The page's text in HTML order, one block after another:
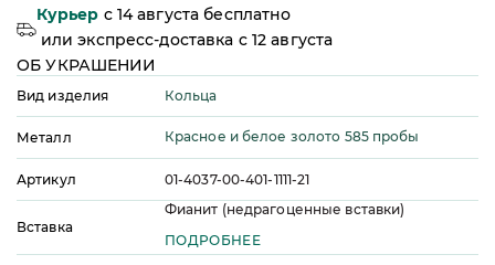
Курьер c 14 августа бесплатно
илиэкспресс-доставка c 12 августа
ОБ УКРАШЕНИИ
Вид изделия Кольца
Металл Красное и белое золото 585 пробы
Артикул 01-4037-00-401-1111-21
Вставка
Фианит (недрагоценные вставки)
ПОДРОБНЕЕ